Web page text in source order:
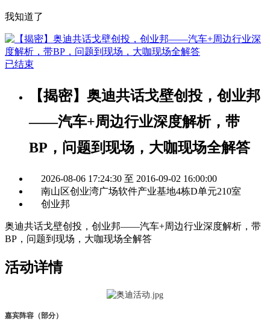
我知道了
已结束
【揭密】奥迪共话戈壁创投，创业邦
——汽车+周边行业深度解析，带
BP，问题到现场，大咖现场全解答
2026-08-06 17:24:30 至 2016-09-02 16:00:00
南山区创业湾广场软件产业基地4栋D单元210室
创业邦
奥迪共话戈壁创投，创业邦——汽车+周边行业深度解析，带
BP，问题到现场，大咖现场全解答
活动详情
嘉宾阵容（部分）